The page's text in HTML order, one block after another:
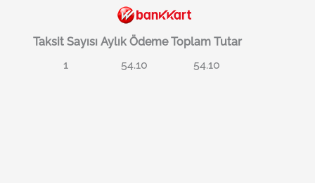
Taksit Sayısı Aylık Ödeme Toplam Tutar
1
54.10 54.10